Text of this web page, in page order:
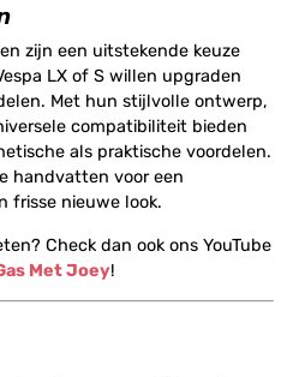
zijn een uitstekende keuze
LX of S willen upgraden
Met hun stijlvolle ontwerp,
compatibiliteit bieden
als praktische voordelen.
handvatten voor een
frisse nieuwe look.
Check dan ook ons YouTube
Met Joey!